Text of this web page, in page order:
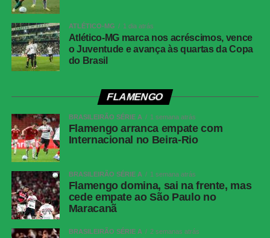
ATLÉTICO-MG 1 dia atrás
Atlético-MG marca nos acréscimos, vence
o Juventude e avança às quartas da Copa
do Brasil
FLAMENGO
BRASILEIRÃO SÉRIE A 1 semana atrás
Flamengo arranca empate com
Internacional no Beira-Rio
BRASILEIRÃO SÉRIE A 1 semana atrás
Flamengo domina, sai na frente, mas
cede empate ao São Paulo no
Maracanã
BRASILEIRÃO SÉRIE A 2 semanas atrás